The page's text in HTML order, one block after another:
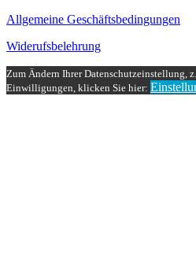
Allgemeine Geschäftsbedingungen
Widerufsbelehrung
Zum Ändern Ihrer Datenschutzeinstellung,
Einwilligungen, klicken Sie hier: